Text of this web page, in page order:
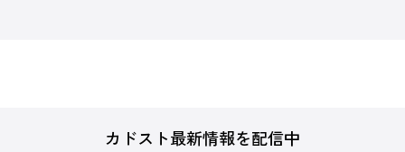
カドスト最新情報を配信中